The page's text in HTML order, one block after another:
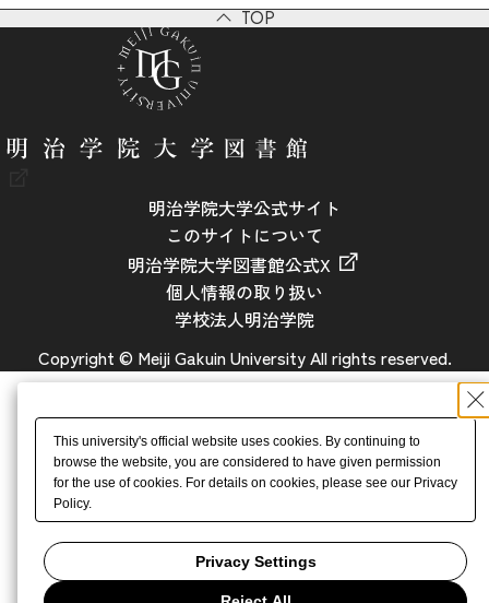
TOP
明治学院大学公式サイト
このサイトについて
明治学院大学図書館公式X
個人情報の取り扱い
学校法人明治学院
Copyright © Meiji Gakuin University All rights reserved.
This university's official website uses cookies. By continuing to
browse the website, you are considered to have given permission
for the use of cookies. For details on cookies, please see our Privacy
Policy.
Privacy Settings